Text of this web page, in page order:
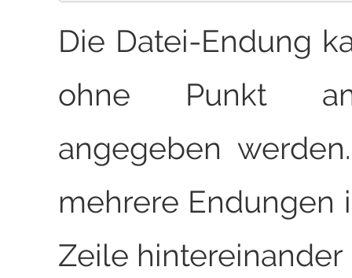
Die Datei-Endung
ohne Punkt
angegeben
mehrere Endungen
Zeile hintereinander